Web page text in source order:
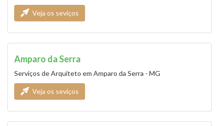
Veja os seviços
Amparo da Serra
Serviços de Arquiteto em Amparo da Serra - MG
Veja os seviços